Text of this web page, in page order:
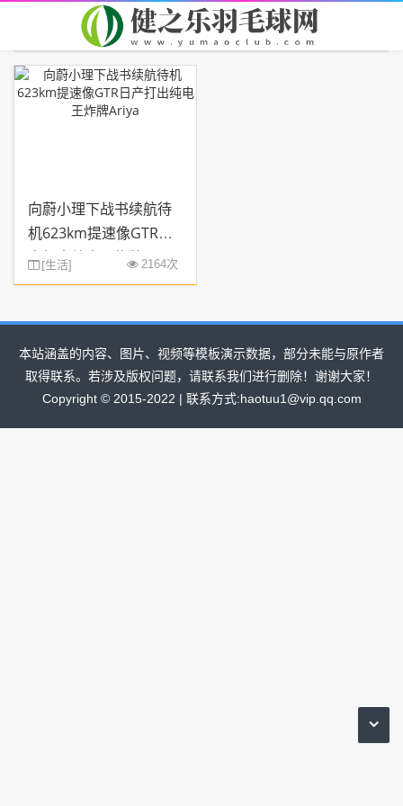
您现在的位置： 首页> TAG信息列表 > 战书
向蔚小理下战书续航待
机623km提速像GTR日
产打出纯电王炸牌Ariya
[生活] 2164次
本站涵盖的内容、图片、视频等模板演示数据，部分未能与原作者
取得联系。若涉及版权问题，请联系我们进行删除！谢谢大家！
Copyright © 2015-2022 | 联系方式:haotuu1@vip.qq.com